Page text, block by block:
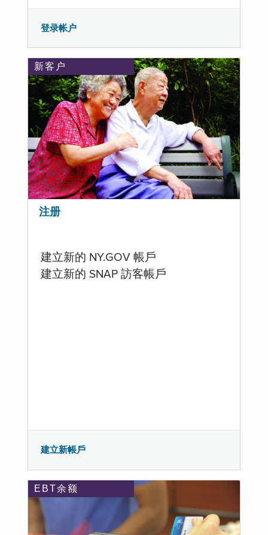
登录帐户
新客户
注册
建立新的 NY.GOV 帳戶
建立新的 SNAP 訪客帳戶
建立新帳戶
EBT余额